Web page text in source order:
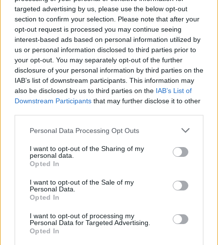
targeted advertising by us, please use the below opt-out
section to confirm your selection. Please note that after your
opt-out request is processed you may continue seeing
interest-based ads based on personal information utilized by
us or personal information disclosed to third parties prior to
your opt-out. You may separately opt-out of the further
disclosure of your personal information by third parties on the
IAB’s list of downstream participants. This information may
also be disclosed by us to third parties on the IAB’s List of
Downstream Participants that may further disclose it to other
Personal Data Processing Opt Outs
I want to opt-out of the Sharing of my
personal data.
Opted In
I want to opt-out of the Sale of my
Personal Data.
Opted In
I want to opt-out of processing my
Personal Data for Targeted Advertising.
Opted In
8,12 kilómetros
Breda a 8,81 kilómetros
Gironaa 42,74 kilómetros
Barcelonaa 42,76
kilómetros
Tarragona a 121,54
kilómetros
Lleidaa 154,98 kilómetros
Palma de Mallorcaa
Huescaa 244,90
kilómetros
Zaragoza a 279,49
kilómetros
Castellón a 284,65
kilómetros